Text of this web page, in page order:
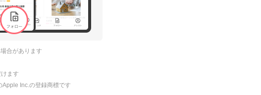
合があります
ます
Inc.の登録商標です